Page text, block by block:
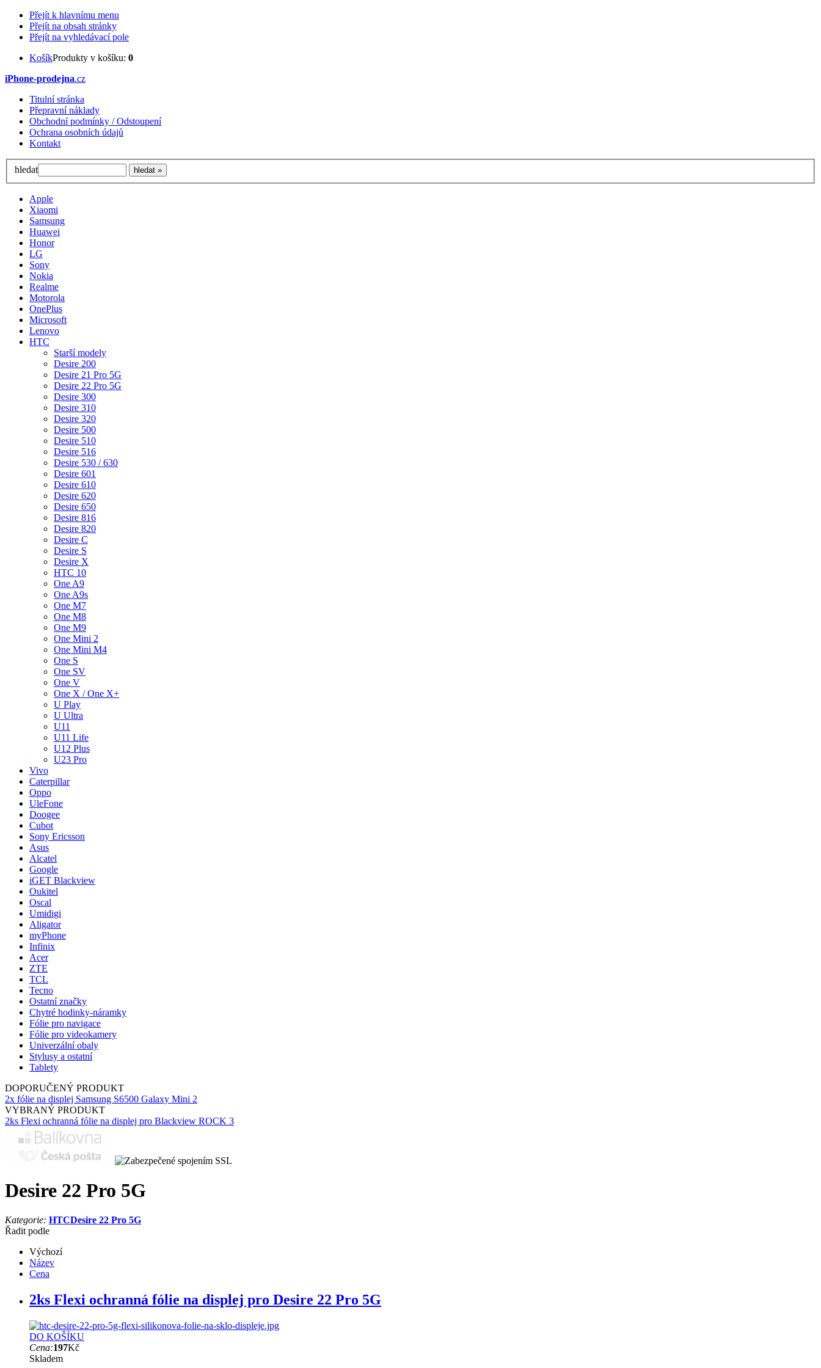
Přejít k hlavnímu menu
Přejít na obsah stránky
Přejít na vyhledávací pole
KošíkProdukty v košíku: 0
iPhone-prodejna.cz
Titulní stránka
Přepravní náklady
Obchodní podmínky / Odstoupení
Ochrana osobních údajů
Kontakt
hledat
Apple
Xiaomi
Samsung
Huawei
Honor
LG
Sony
Nokia
Realme
Motorola
OnePlus
Microsoft
Lenovo
HTC
Starší modely
Desire 200
Desire 21 Pro 5G
Desire 22 Pro 5G
Desire 300
Desire 310
Desire 320
Desire 500
Desire 510
Desire 516
Desire 530 / 630
Desire 601
Desire 610
Desire 620
Desire 650
Desire 816
Desire 820
Desire C
Desire S
Desire X
HTC 10
One A9
One A9s
One M7
One M8
One M9
One Mini 2
One Mini M4
One S
One SV
One V
One X / One X+
U Play
U Ultra
U11
U11 Life
U12 Plus
U23 Pro
Vivo
Caterpillar
Oppo
UleFone
Doogee
Cubot
Sony Ericsson
Asus
Alcatel
Google
iGET Blackview
Oukitel
Oscal
Umidigi
Aligator
myPhone
Infinix
Acer
ZTE
TCL
Tecno
Ostatní značky
Chytré hodinky-náramky
Fólie pro navigace
Fólie pro videokamery
Univerzální obaly
Stylusy a ostatní
Tablety
DOPORUČENÝ PRODUKT
2x fólie na displej Samsung S6500 Galaxy Mini 2
VYBRANÝ PRODUKT
2ks Flexi ochranná fólie na displej pro Blackview ROCK 3
Desire 22 Pro 5G
Kategorie: HTCDesire 22 Pro 5G
Řadit podle
Výchozí
Název
Cena
2ks Flexi ochranná fólie na displej pro Desire 22 Pro 5G
DO KOŠÍKU
Cena:197Kč
Skladem